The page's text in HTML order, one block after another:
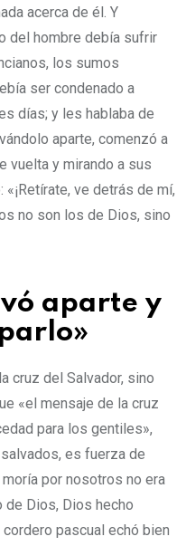
acerca de él. Y
del hombre debía sufrir
los sumos
ser condenado a
días; y les hablaba de
aparte, comenzó a
vuelta y mirando a sus
ve detrás de mí,
no son los de Dios, sino
aparte y
cruz del Salvador, sino
«el mensaje de la cruz
para los gentiles»,
es fuerza de
por nosotros no era
de Dios, Dios hecho
pascual echó bien